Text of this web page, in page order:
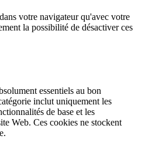
votre navigateur qu'avec votre
la possibilité de désactiver ces
essentiels au bon
inclut uniquement les
de base et les
Web. Ces cookies ne stockent